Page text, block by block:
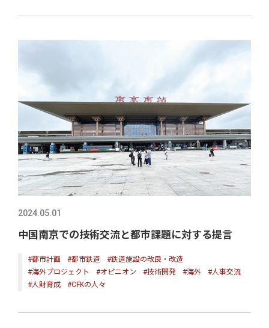
2024.05.01
中国南京での技術交流と都市課題に対する提言
#都市計画 #都市鉄道
#鉄道施設の改良・改造
#海外プロジェクト
#オピニオン #技術開発 #海外
#人事交流
#人財育成
#CFKの人々